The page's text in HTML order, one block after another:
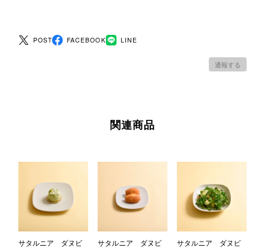
POST FACEBOOK LINE
通報する
関連商品
サタルニア ダヌビ
サタルニア ダヌビ
サタルニア ダヌビ